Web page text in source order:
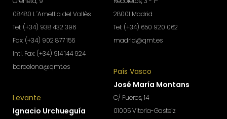
08480 L´Ametlla del Vallès
Tel: (+34) 938 432 396
Fax: (+34) 902 877 156
Intl. Fax: (+34) 914 144 924
barcelona@qmt.es
Levante
Ignacio Urchueguía
28001 Madrid
Tel: (+34) 650 920 062
madrid@qmt.es
País Vasco
José María Montans
C/ Fueros, 14
01005 Vitoria-Gasteiz